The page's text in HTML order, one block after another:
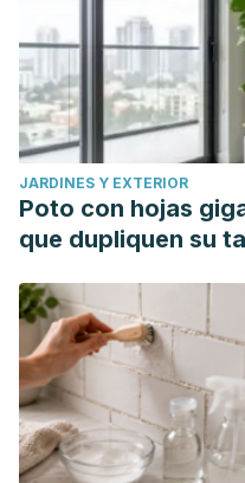
en: https://
enfermedad-de-las-
Sasaki C. Sialoadenitis.
https://
us/professional/
far%C3%ADngeos/
https://
conditions/trigeminal-
20353347.
JARDINES Y EXTERIOR
Poto con hojas
que dupliquen su